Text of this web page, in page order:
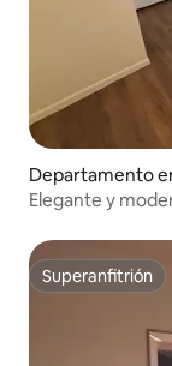
Departamento
Elegante y
Superanfitrión
Superanfitrión